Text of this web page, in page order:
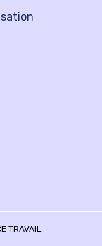
TRAVAIL